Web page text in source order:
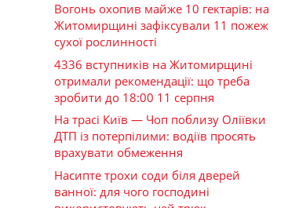
Вогонь охопив майже 10 гектарів: на
Житомирщині зафіксували 11 пожеж
сухої рослинності
4336 вступників на Житомирщині
отримали рекомендації: що треба
зробити до 18:00 11 серпня
На трасі Київ — Чоп поблизу Оліївки
ДТП із потерпілими: водіїв просять
врахувати обмеження
Насипте трохи соди біля дверей
ванної: для чого господині